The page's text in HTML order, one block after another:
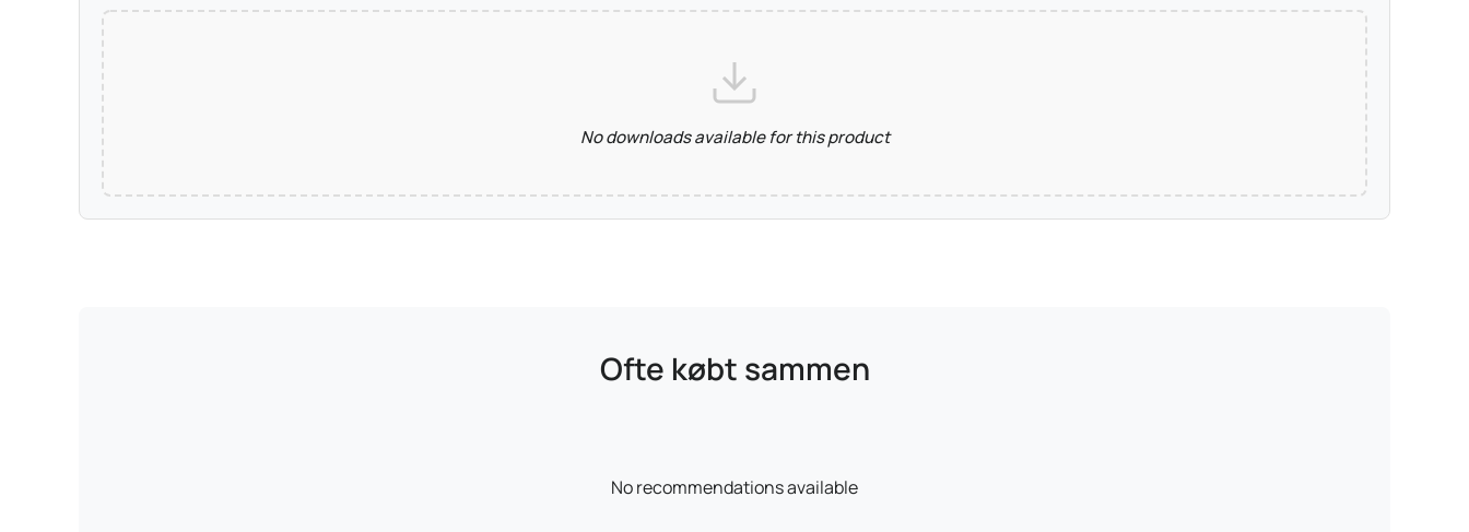
No downloads available for this product
Ofte købt sammen
No recommendations available